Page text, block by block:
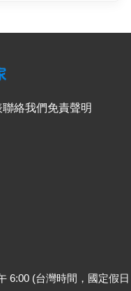
聯絡我們免責聲明
6:00 (台灣時間，國定假日